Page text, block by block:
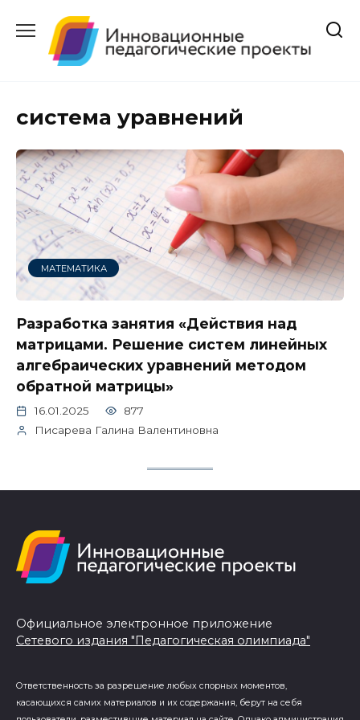
содержанию
система уравнений
МАТЕМАТИКА
Разработка занятия «Действия над
матрицами. Решение систем линейных
алгебраических уравнений методом
обратной матрицы»
16.01.2025
877
Писарева Галина Валентиновна
Официальное электронное приложение
Сетевого издания "Педагогическая олимпиада"
Ответственность за разрешение любых спорных моментов,
касающихся самих материалов и их содержания, берут на себя